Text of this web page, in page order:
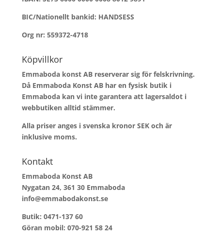
BIC/Nationellt bankid: HANDSESS
Org nr: 559372-4718
Köpvillkor
Emmaboda konst AB reserverar sig för felskrivning.
Då Emmaboda Konst AB har en fysisk butik i
Emmaboda kan vi inte garantera att lagersaldot i
webbutiken alltid stämmer.
Alla priser anges i svenska kronor SEK och är
inklusive moms.
Kontakt
Emmaboda Konst AB
Nygatan 24, 361 30 Emmaboda
info@emmabodakonst.se
Butik: 0471-137 60
Göran mobil: 070-921 58 24